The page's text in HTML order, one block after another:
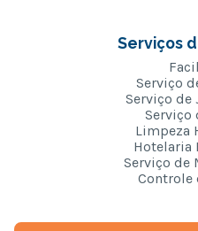
Serviços
Serviço
Serviço de
Serviço
Limpeza
Hotelaria
Serviço de
Controle